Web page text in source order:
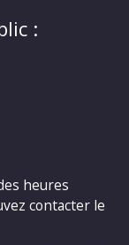
:
heures
contacter le